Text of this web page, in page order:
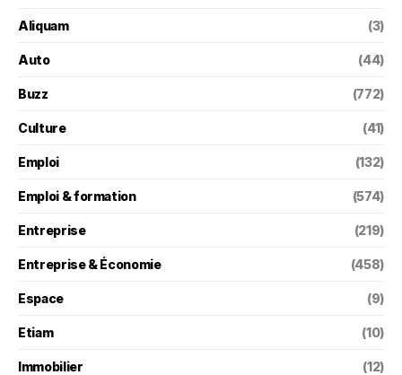
Aliquam (3)
Auto (44)
Buzz (772)
Culture (41)
Emploi (132)
Emploi & formation (574)
Entreprise (219)
Entreprise & Économie (458)
Espace (9)
Etiam (10)
Immobilier (12)